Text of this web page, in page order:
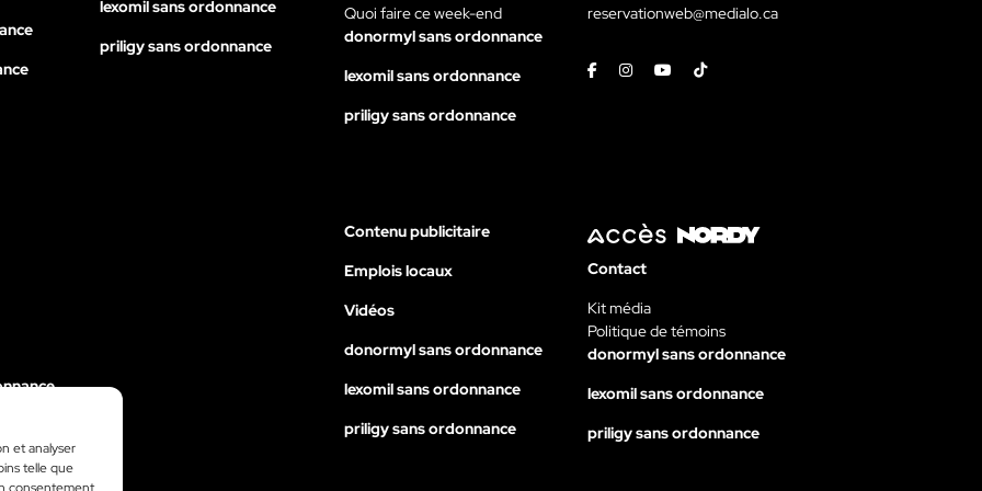
et analyser
telle que
lexomil sans ordonnance
priligy sans ordonnance
Quoi faire ce week-end
donormyl sans ordonnance
lexomil sans ordonnance
priligy sans ordonnance
reservationweb@medialo.ca
FacebookInstagramYoutubeTiktok
Contenu publicitaire
Emplois locaux
Vidéos
donormyl sans ordonnance
lexomil sans ordonnance
priligy sans ordonnance
Contact
Kit média
Politique de témoins
donormyl sans ordonnance
lexomil sans ordonnance
priligy sans ordonnance